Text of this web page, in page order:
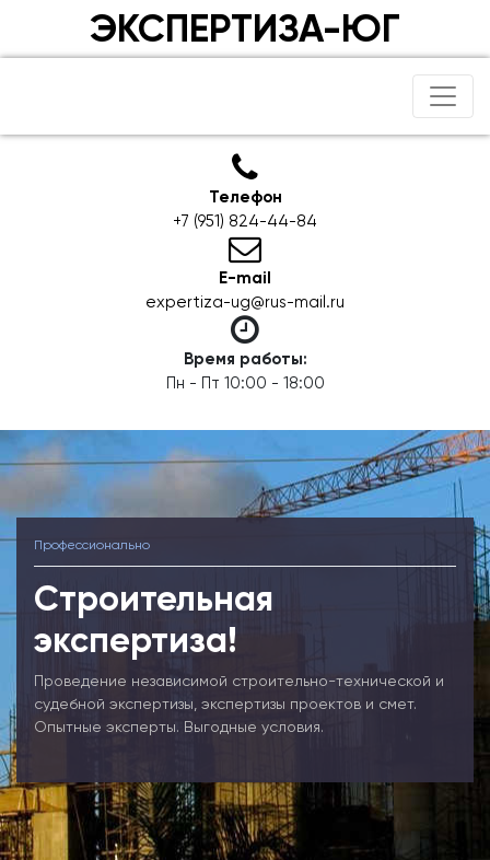
ЭКСПЕРТИЗА-ЮГ
Телефон
+7 (951) 824-44-84
E-mail
expertiza-ug@rus-mail.ru
Время работы:
Пн - Пт 10:00 - 18:00
Профессионально
Строительная
экспертиза!
Проведение независимой строительно-технической и
судебной экспертизы, экспертизы проектов и смет.
Опытные эксперты. Выгодные условия.